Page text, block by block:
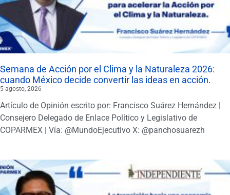
Semana de Acción por el Clima y la Naturaleza 2026:
cuando México decide convertir las ideas en acción.
5 agosto, 2026
Artículo de Opinión escrito por: Francisco Suárez Hernández |
Consejero Delegado de Enlace Político y Legislativo de
COPARMEX | Vía: @MundoEjecutivo X: @panchosuarezh